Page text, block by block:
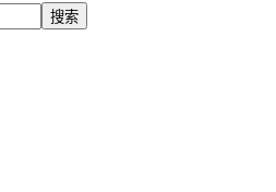
搜索